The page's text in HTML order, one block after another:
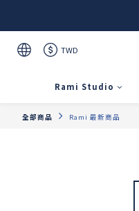
TWD
Rami Studio
全部商品 Rami 最新商品